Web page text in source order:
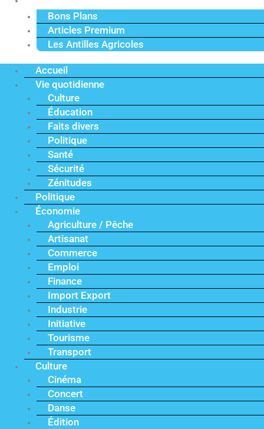
Bons Plans
Articles Premium
Les Antilles Agricoles
Accueil
Vie quotidienne
Culture
Éducation
Faits divers
Politique
Santé
Sécurité
Zénitudes
Politique
Économie
Agriculture / Pêche
Artisanat
Commerce
Emploi
Finance
Import Export
Industrie
Initiative
Tourisme
Transport
Culture
Cinéma
Concert
Danse
Édition